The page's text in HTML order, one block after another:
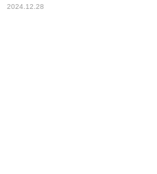
性
2024.12.28